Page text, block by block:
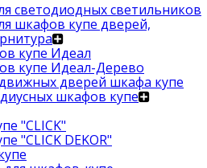
светодиодных светильников
шкафов купе дверей,
купе Идеал
купе Идеал-Дерево
дверей шкафа купе
шкафов купе
"CLICK"
"CLICK DEKOR"